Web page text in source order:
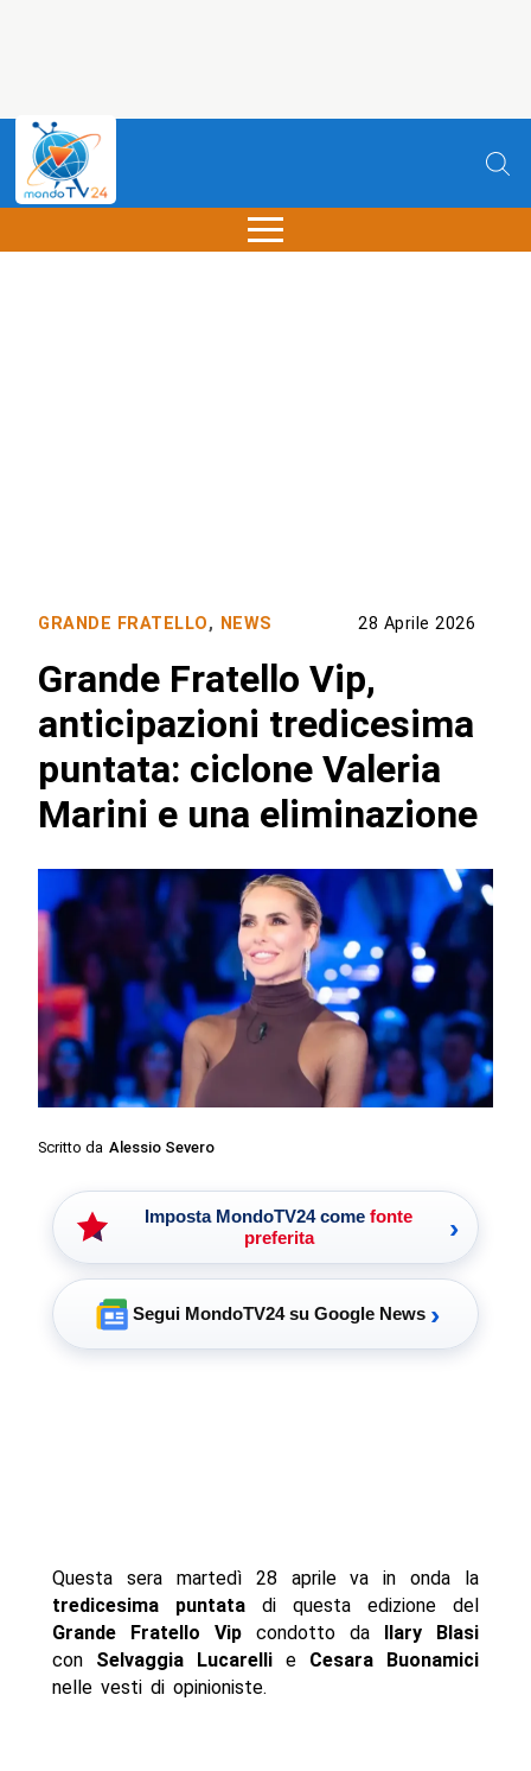
GRANDE FRATELLO, NEWS 28 Aprile 2026
Grande Fratello Vip,
anticipazioni tredicesima
puntata: ciclone Valeria
Marini e una eliminazione
Scritto da Alessio Severo
Imposta MondoTV24 come fonte
preferita
›
Segui MondoTV24 su Google News ›
Questa sera martedì 28 aprile va in onda la
tredicesima puntatadi questa edizione del
Grande Fratello Vip condotto da Ilary Blasi
conSelvaggia Lucarellie Cesara Buonamici
nelle vesti di opinioniste.